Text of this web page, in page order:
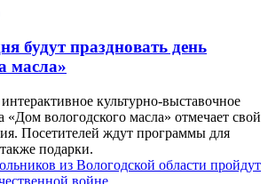
будут праздновать день
масла»
культурно-выставочное
«Дом вологодского масла» отмечает свой
Посетителей ждут программы для
подарки.